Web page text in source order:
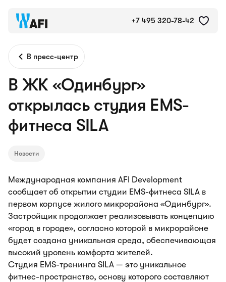
+7 495 320-78-42
В пресс-центр
В ЖК «Одинбург»
открылась студия EMS-
фитнеса SILA
Новости
Международная компания AFI Development
сообщает об открытии студии EMS-фитнеса SILA в
первом корпусе жилого микрорайона «Одинбург».
Застройщик продолжает реализовывать концепцию
«город в городе», согласно которой в микрорайоне
будет создана уникальная среда, обеспечивающая
высокий уровень комфорта жителей.
Студия EMS-тренинга SILA — это уникальное
фитнес-пространство, основу которого составляют